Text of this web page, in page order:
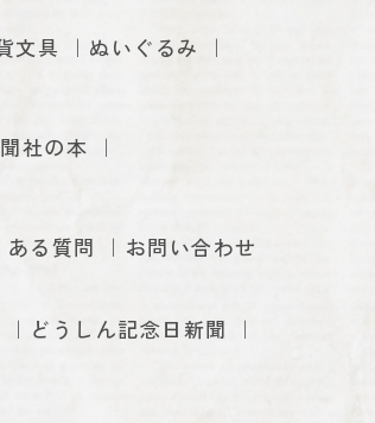
文具 ぬいぐるみ
社の本
ある質問 お問い合わせ
どうしん記念日新聞